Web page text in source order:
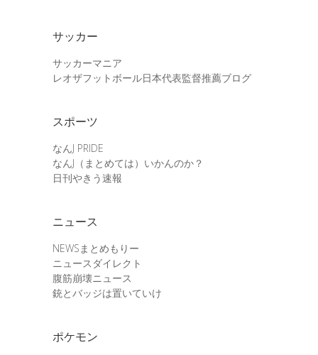
サッカー
サッカーマニア
レオザフットボール日本代表監督推薦ブログ
スポーツ
なんJ PRIDE
なんJ（まとめては）いかんのか？
日刊やきう速報
ニュース
NEWSまとめもりー
ニュースダイレクト
腹筋崩壊ニュース
銃とバッジは置いていけ
ポケモン